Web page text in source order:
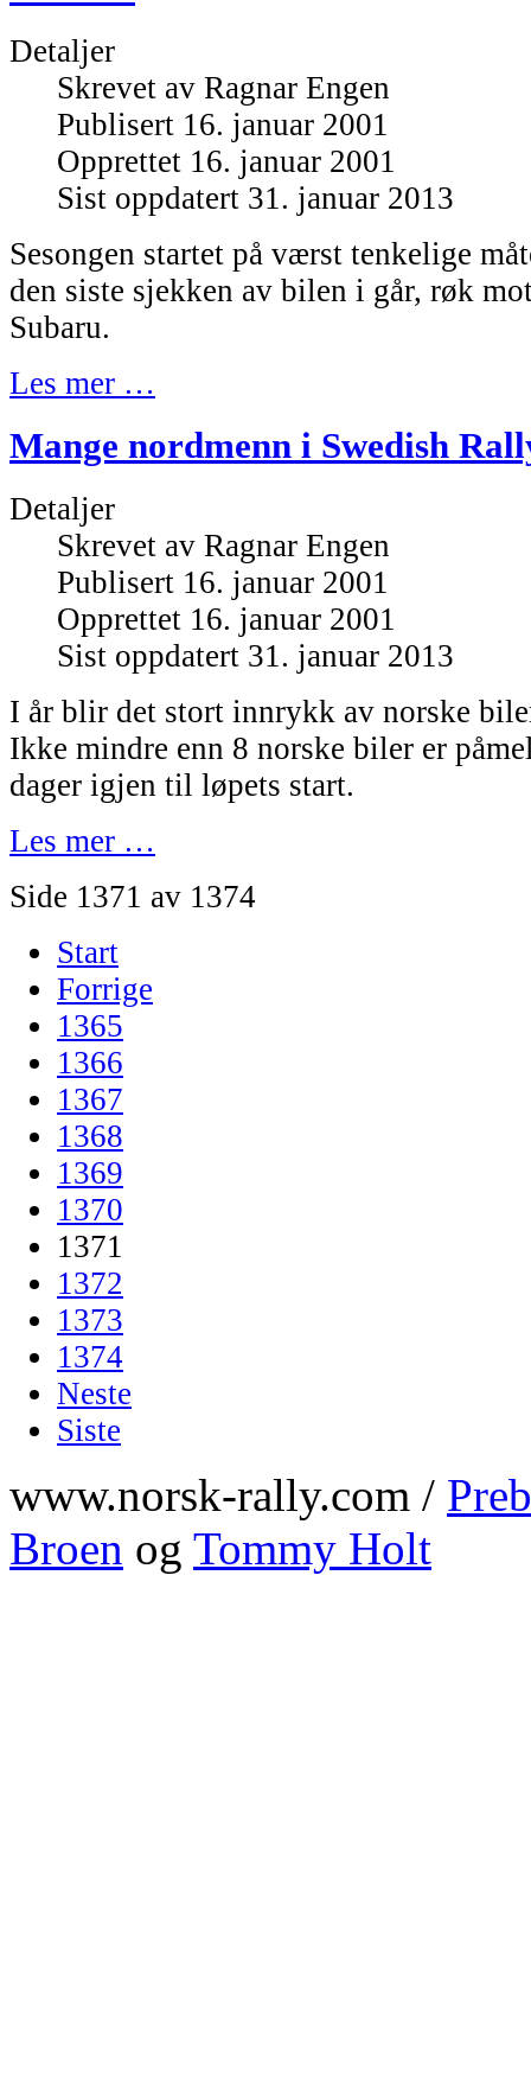
Detaljer
Skrevet av Ragnar Engen
Publisert 16. januar 2001
Opprettet 16. januar 2001
Sist oppdatert 31. januar 2013
Sesongen startet på værst tenkelige
den siste sjekken av bilen i går, røk
Subaru.
Les mer …
Mange nordmenn i Swedish
Detaljer
Skrevet av Ragnar Engen
Publisert 16. januar 2001
Opprettet 16. januar 2001
Sist oppdatert 31. januar 2013
I år blir det stort innrykk av norske
Ikke mindre enn 8 norske biler er
dager igjen til løpets start.
Les mer …
Side 1371 av 1374
Start
Forrige
1365
1366
1367
1368
1369
1370
1371
1372
1373
1374
Neste
Siste
www.norsk-rally.com /
Broen og Tommy Holt